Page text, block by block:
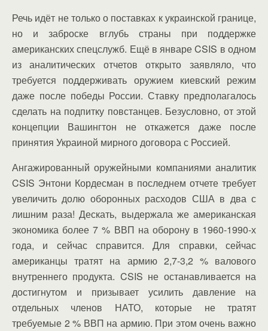
Речь идёт не только о поставках к украинской границе,
но и заброске вглубь страны при поддержке
американских спецслужб. Ещё в январе CSIS в одном
из аналитических отчетов открыто заявляло, что
требуется поддерживать оружием киевский режим
даже после победы России. Ставку предполагалось
сделать на подпитку повстанцев. Безусловно, от этой
концепции Вашингтон не откажется даже после
принятия Украиной мирного договора с Россией.
Ангажированный оружейными компаниями аналитик
CSIS Энтони Кордесман в последнем отчете требует
увеличить долю оборонных расходов США в два с
лишним раза! Дескать, выдержала же американская
экономика более 7 % ВВП на оборону в 1960-1990-х
года, и сейчас справится. Для справки, сейчас
американцы тратят на армию 2,7-3,2 % валового
внутреннего продукта. CSIS не останавливается на
достигнутом и призывает усилить давление на
отдельных членов НАТО, которые не тратят
требуемые 2 % ВВП на армию. При этом очень важно